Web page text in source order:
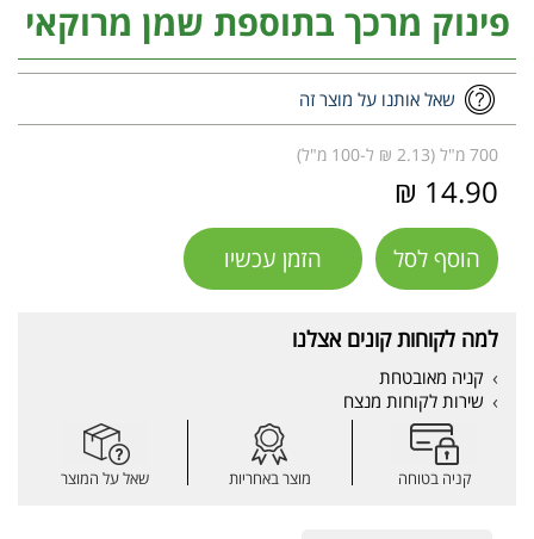
פינוק מרכך בתוספת שמן מרוקאי
שאל אותנו על מוצר זה
700 מ"ל (2.13 ₪ ל-100 מ"ל)
14.90 ₪
הוסף לסל הזמן עכשיו
למה לקוחות קונים אצלנו
קניה מאובטחת
שירות לקוחות מנצח
קניה בטוחה מוצר באחריות שאל על המוצר